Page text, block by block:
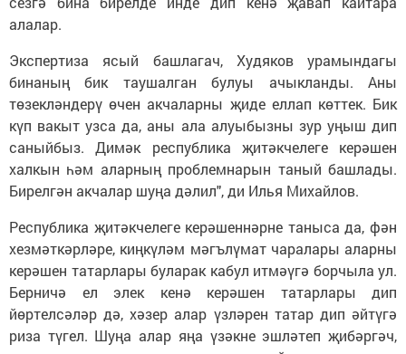
алалар.
Экспертиза ясый башлагач, Худяков урамындагы
бинаның бик таушалган булуы ачыкланды. Аны
төзекләндерү өчен акчаларны җиде еллап көттек. Бик
күп вакыт узса да, аны ала алуыбызны зур уңыш дип
саныйбыз. Димәк республика җитәкчелеге керәшен
халкын һәм аларның проблемнарын таный башлады.
Бирелгән акчалар шуңа дәлил", ди Илья Михайлов.
Республика җитәкчелеге керәшеннәрне таныса да, фән
хезмәткәрләре, киңкүләм мәгълүмат чаралары аларны
керәшен татарлары буларак кабул итмәүгә борчыла ул.
Берничә ел элек кенә керәшен татарлары дип
йөртелсәләр дә, хәзер алар үзләрен татар дип әйтүгә
риза түгел. Шуңа алар яңа үзәкне эшләтеп җибәргәч,